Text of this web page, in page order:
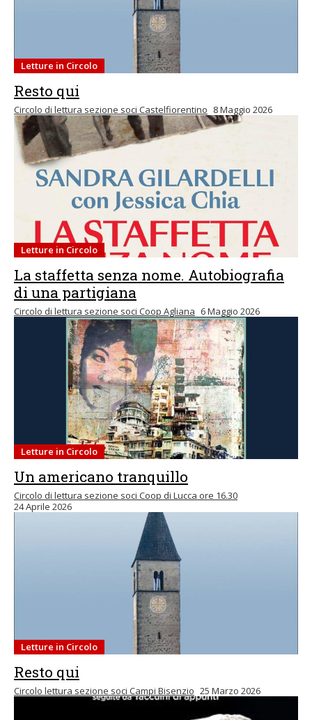
Letture in Circolo
Resto qui
Circolo di lettura sezione soci Castelfiorentino 8 Maggio 2026
Letture in Circolo
La staffetta senza nome. Autobiografia
di una partigiana
Circolo di lettura sezione soci Coop Agliana 6 Maggio 2026
Letture in Circolo
Un americano tranquillo
Circolo di lettura sezione soci Coop di Lucca ore 16.30
24 Aprile 2026
Letture in Circolo
Resto qui
Circolo lettura sezione soci Campi Bisenzio 25 Marzo 2026